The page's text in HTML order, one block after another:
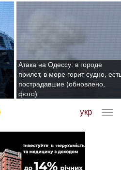
Атака на Одессу: в городе
прилет, в море горит судно,
пострадавшие (обновлено,
фото)
укр